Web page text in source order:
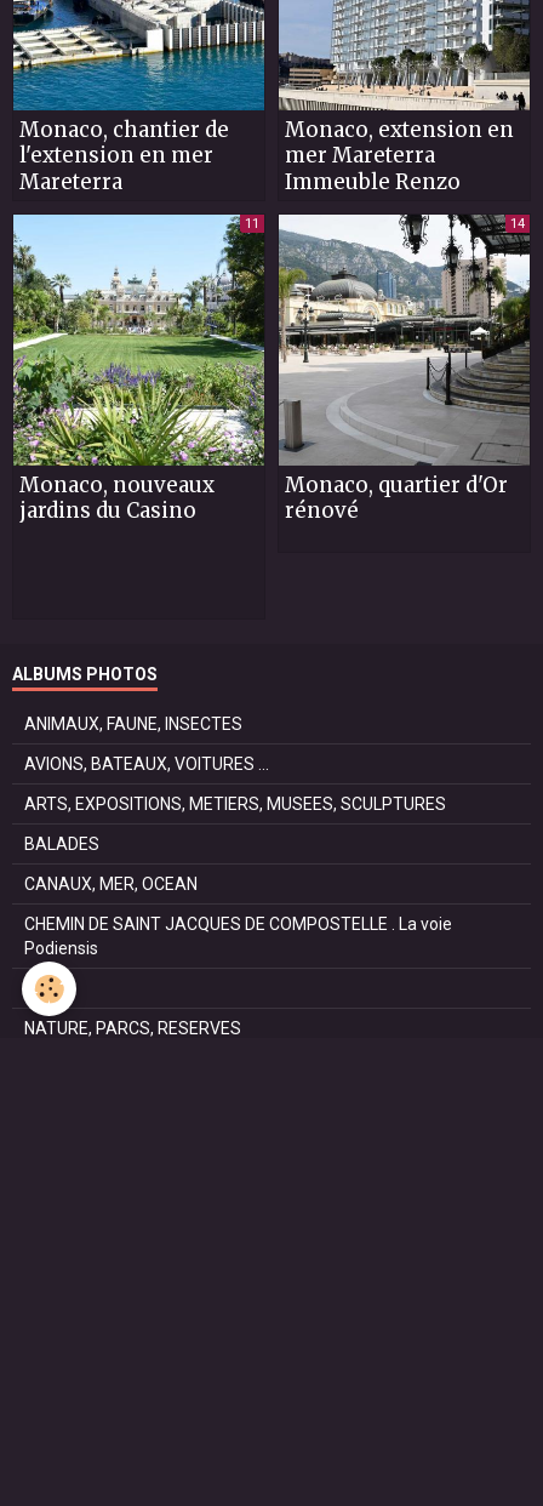
Monaco, chantier de
l'extension en mer
Mareterra
Monaco, extension en
mer Mareterra
Immeuble Renzo
11
Monaco, nouveaux
jardins du Casino
14
Monaco, quartier d'Or
rénové
ALBUMS PHOTOS
ANIMAUX, FAUNE, INSECTES
AVIONS, BATEAUX, VOITURES ...
ARTS, EXPOSITIONS, METIERS, MUSEES, SCULPTURES
BALADES
CANAUX, MER, OCEAN
CHEMIN DE SAINT JACQUES DE COMPOSTELLE . La voie
Podiensis
FÊTES
NATURE, PARCS, RESERVES